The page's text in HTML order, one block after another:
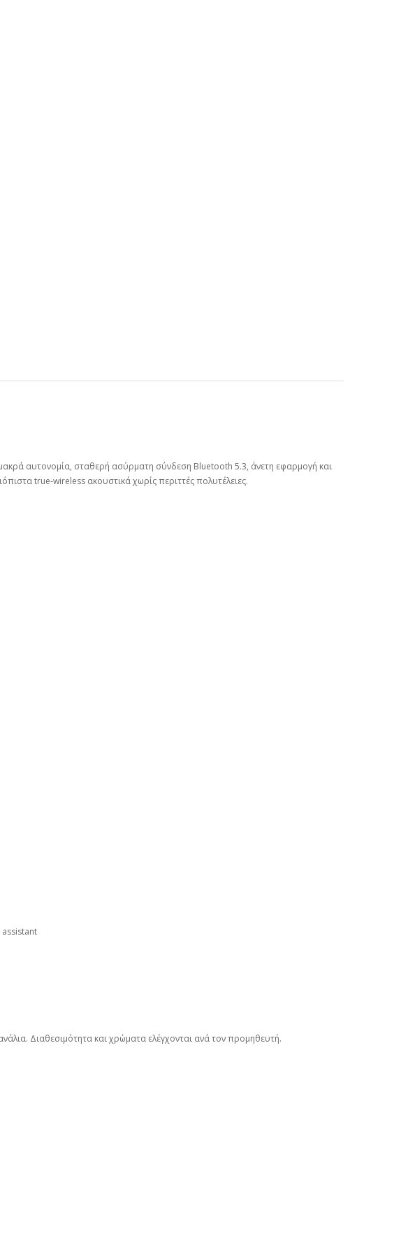
αυτονομία, σταθερή ασύρματη σύνδεση Bluetooth 5.3, άνετη εφαρμογή και
true‑wireless ακουστικά χωρίς περιττές πολυτέλειες.
Διαθεσιμότητα και χρώματα ελέγχονται ανά τον προμηθευτή.